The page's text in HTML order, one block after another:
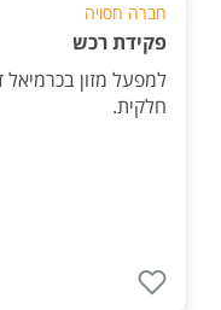
חברה חסויה
פקידת רכש
למפעל מזון
חלקית.